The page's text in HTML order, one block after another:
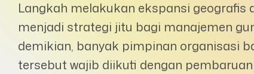
Langkah melakukan ekspansi
menjadi strategi jitu bagi manajemen
demikian, banyak pimpinan organisasi
tersebut wajib diikuti dengan